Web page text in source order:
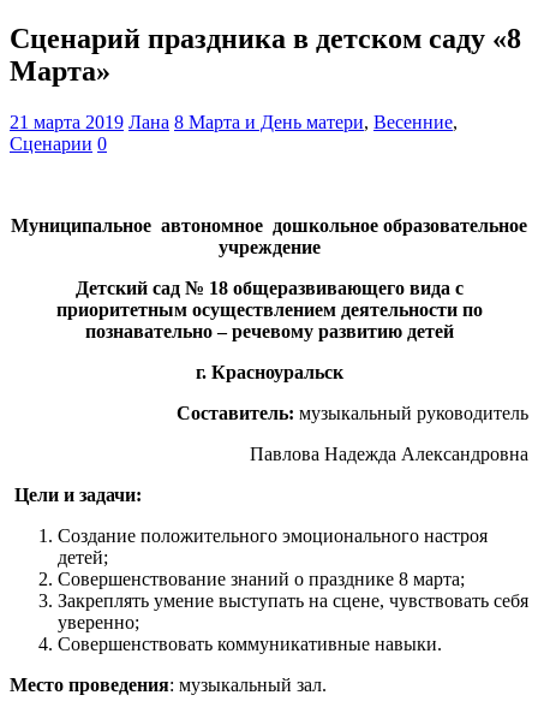
Сценарий праздника в детском саду «8
Марта»
21 марта 2019 Лана 8 Марта и День матери, Весенние,
Сценарии 0
Муниципальное автономное дошкольное образовательное
учреждение
Детский сад № 18 общеразвивающего вида с
приоритетным осуществлением деятельности по
познавательно – речевому развитию детей
г. Красноуральск
Составитель: музыкальный руководитель
Павлова Надежда Александровна
Цели и задачи:
Создание положительного эмоционального настроя
детей;
Совершенствование знаний о празднике 8 марта;
Закреплять умение выступать на сцене, чувствовать себя
уверенно;
Совершенствовать коммуникативные навыки.
Место проведения: музыкальный зал.